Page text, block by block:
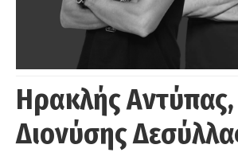
Ηρακλής Αντύπας,
Διονύσης